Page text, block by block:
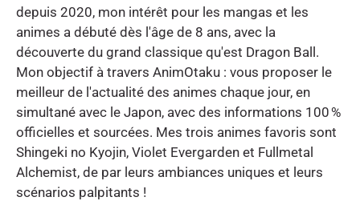
depuis 2020, mon intérêt pour les mangas et les
animes a débuté dès l'âge de 8 ans, avec la
découverte du grand classique qu'est Dragon Ball.
Mon objectif à travers AnimOtaku : vous proposer le
meilleur de l'actualité des animes chaque jour, en
simultané avec le Japon, avec des informations 100 %
officielles et sourcées. Mes trois animes favoris sont
Shingeki no Kyojin, Violet Evergarden et Fullmetal
Alchemist, de par leurs ambiances uniques et leurs
scénarios palpitants !